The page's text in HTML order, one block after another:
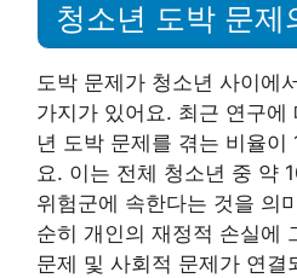
청소년 도박 문제
도박 문제가 청소년 사이에
가지가 있어요. 최근 연구에
년 도박 문제를 겪는 비율이
요. 이는 전체 청소년 중 약
위험군에 속한다는 것을 의
순히 개인의 재정적 손실에
문제 및 사회적 문제가 연결